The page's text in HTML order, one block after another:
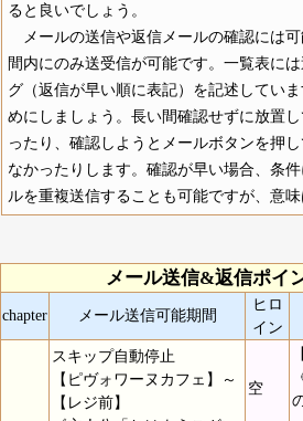
ると良いでしょう。
メールの送信や返信メールの確認には
間内にのみ送受信が可能です。一覧表に
グ（返信が早い順に表記）を記述してい
めにしましょう。長い間確認せずに放置
ったり、確認しようとメールボタンを押
なかったりします。確認が早い場合、条
ルを重複送信することも可能ですが、意味
メール送信&返信ポイ
chapter メール送信可能期間
ヒロ
イン
スキップ自動停止
【ピヴォワーヌカフェ】～
【レジ前】
空